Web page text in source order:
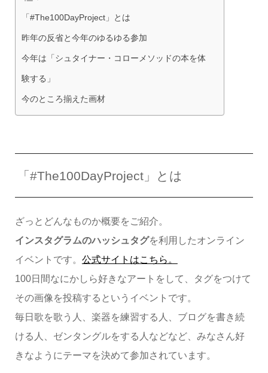
「#The100DayProject」とは
昨年の反省と今年のゆるゆる参加
今年は「シュタイナー・コローメソッドの本を体
験する」
今のところ揃えた画材
「#The100DayProject」とは
ざっとどんなものか概要をご紹介。
インスタグラムのハッシュタグを利用したオンライン
イベントです。 公式サイトはこちら。
100日間なにかしら好きなアートをして、タグをつけて
その画像を投稿するというイベントです。
毎日歌を歌う人、楽器を練習する人、ブログを書き続
ける人、ゼンタングルをする人などなど、みなさん好
きなようにテーマを決めて参加されています。